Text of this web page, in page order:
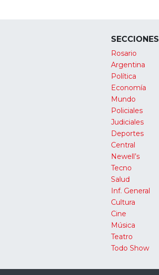
SECCIONES
Rosario
Argentina
Política
Economía
Mundo
Policiales
Judiciales
Deportes
Central
Newell’s
Tecno
Salud
Inf. General
Cultura
Cine
Música
Teatro
Todo Show